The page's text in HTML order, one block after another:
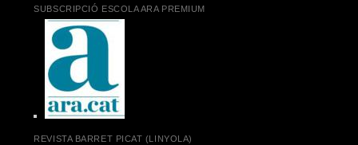
SUBSCRIPCIÓ ESCOLA ARA PREMIUM
REVISTA BARRET PICAT (LINYOLA)